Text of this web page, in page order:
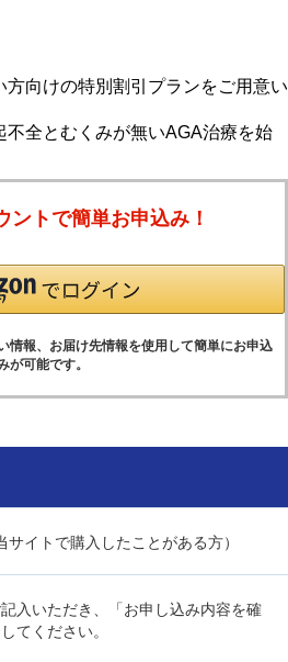
トで簡単お申込み！
情報、お届け先情報を使用して簡単にお申込
が可能です。
イトで購入したことがある方）
入いただき、「お申し込み内容を確
てください。